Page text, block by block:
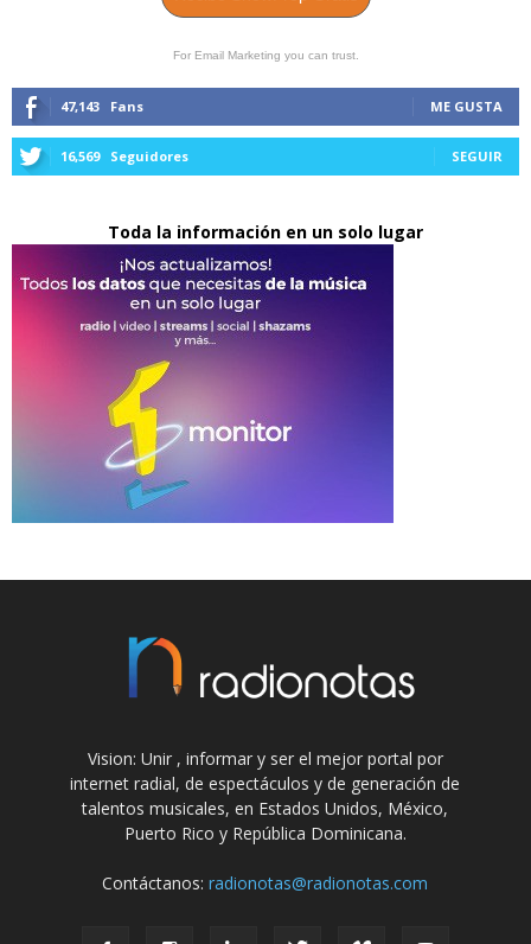
For Email Marketing you can trust.
47,143 Fans ME GUSTA
16,569 Seguidores SEGUIR
Toda la información en un solo lugar
Vision: Unir , informar y ser el mejor portal por
internet radial, de espectáculos y de generación de
talentos musicales, en Estados Unidos, México,
Puerto Rico y República Dominicana.
Contáctanos:radionotas@radionotas.com